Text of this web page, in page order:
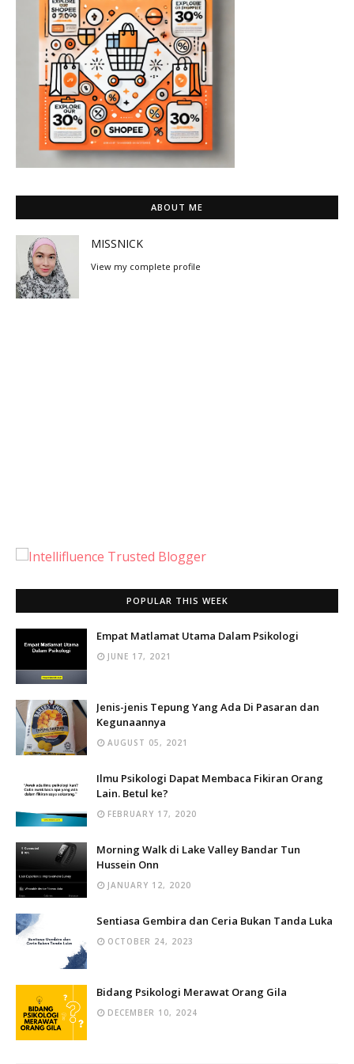
ABOUT ME
MISSNICK
View my complete profile
POPULAR THIS WEEK
Empat Matlamat Utama Dalam Psikologi
JUNE 17, 2021
Jenis-jenis Tepung Yang Ada Di Pasaran dan
Kegunaannya
AUGUST 05, 2021
Ilmu Psikologi Dapat Membaca Fikiran Orang
Lain. Betul ke?
FEBRUARY 17, 2020
Morning Walk di Lake Valley Bandar Tun
Hussein Onn
JANUARY 12, 2020
Sentiasa Gembira dan Ceria Bukan Tanda Luka
OCTOBER 24, 2023
Bidang Psikologi Merawat Orang Gila
DECEMBER 10, 2024